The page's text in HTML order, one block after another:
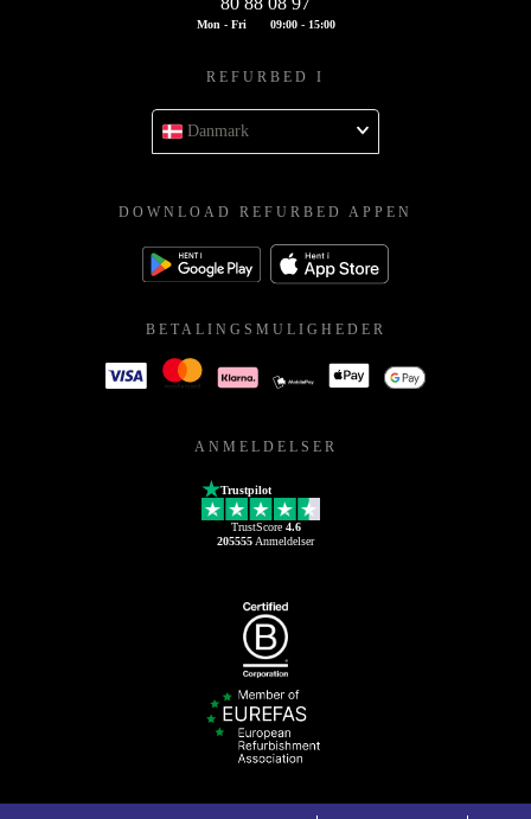
Mon - Fri 09:00 - 15:00
REFURBED I
Danmark
DOWNLOAD REFURBED APPEN
BETALINGSMULIGHEDER
ANMELDELSER
Trustpilot
TrustScore 4.6
205555 Anmeldelser